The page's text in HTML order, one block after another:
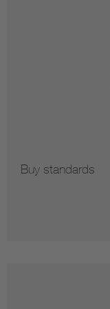
Buy standards